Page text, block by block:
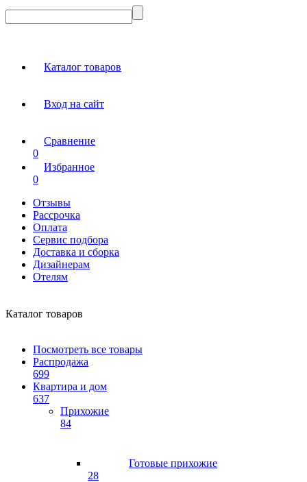
Каталог товаров
Вход на сайт
Сравнение
0
Избранное
0
Отзывы
Рассрочка
Оплата
Сервис подбора
Доставка и сборка
Дизайнерам
Отелям
Каталог товаров
Посмотреть все товары
Распродажа
699
Квартира и дом
637
Прихожие
84
Готовые прихожие
28